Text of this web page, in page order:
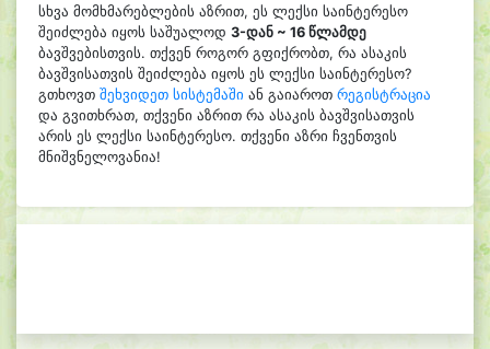
სხვა მომხმარებლების აზრით, ეს ლექსი საინტერესო
შეიძლება იყოს საშუალოდ 3-დან ~ 16 წლამდე
ბავშვებისთვის. თქვენ როგორ გფიქრობთ, რა ასაკის
ბავშვისათვის შეიძლება იყოს ეს ლექსი საინტერესო?
გთხოვთ შეხვიდეთ სისტემაში ან გაიაროთ რეგისტრაცია
და გვითხრათ, თქვენი აზრით რა ასაკის ბავშვისათვის
არის ეს ლექსი საინტერესო. თქვენი აზრი ჩვენთვის
მნიშვნელოვანია!